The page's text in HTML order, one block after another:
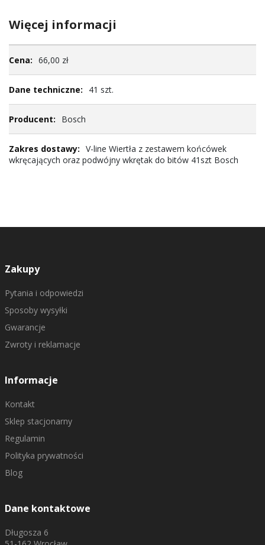
Więcej informacji
informacji66,00 zł
41 szt.
Bosch
V-line Wiertła z zestawem końcówek
wkręcających oraz podwójny wkrętak do bitów 41szt Bosch
Zakupy
Pytania i odpowiedzi
Sposoby wysyłki
Gwarancje
Zwroty i reklamacje
Informacje
Kontakt
Sklep stacjonarny
Regulamin
Polityka prywatności
Blog
Dane kontaktowe
Długosza 6